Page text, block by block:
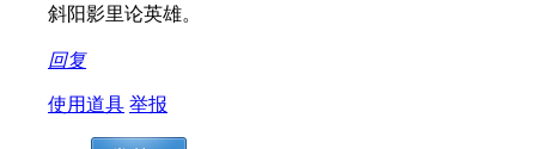
斜阳影里论英雄。
回复
使用道具 举报